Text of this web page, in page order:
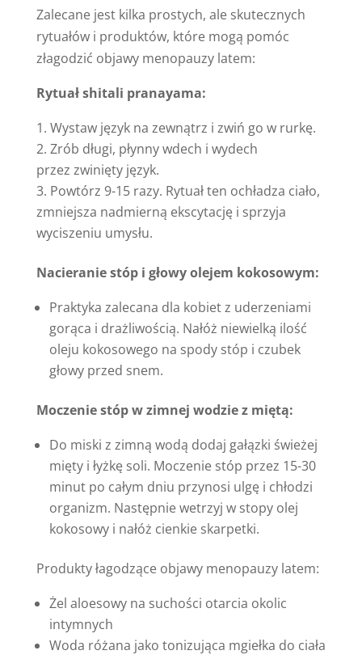
Zalecane jest kilka prostych, ale skutecznych
rytuałów i produktów, które mogą pomóc
złagodzić objawy menopauzy latem:
Rytuał shitali pranayama:
Wystaw język na zewnątrz i zwiń go w rurkę.
Zrób długi, płynny wdech i wydech
przez zwinięty język.
Powtórz 9-15 razy. Rytuał ten ochładza ciało,
zmniejsza nadmierną ekscytację i sprzyja
wyciszeniu umysłu.
Nacieranie stóp i głowy olejem kokosowym:
Praktyka zalecana dla kobiet z uderzeniami
gorąca i drażliwością. Nałóż niewielką ilość
oleju kokosowego na spody stóp i czubek
głowy przed snem.
Moczenie stóp w zimnej wodzie z miętą:
Do miski z zimną wodą dodaj gałązki świeżej
mięty i łyżkę soli. Moczenie stóp przez 15-30
minut po całym dniu przynosi ulgę i chłodzi
organizm. Następnie wetrzyj w stopy olej
kokosowy i nałóż cienkie skarpetki.
Produkty łagodzące objawy menopauzy latem:
Żel aloesowy na suchości otarcia okolic
intymnych
Woda różana jako tonizująca mgiełka do ciała